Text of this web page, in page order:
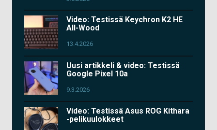
Video: Testissä Keychron K2 HE
All-Wood
13.4.2026
Uusi artikkeli & video: Testissä
Google Pixel 10a
9.3.2026
Video: Testissä Asus ROG Kithara
-pelikuulokkeet